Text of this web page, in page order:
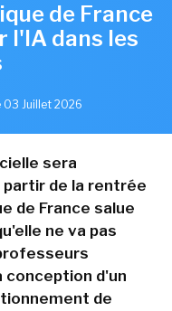
de France
l'IA dans les
03 Juillet 2026
sera
partir de la rentrée
de France salue
ne va pas
conception d'un
de